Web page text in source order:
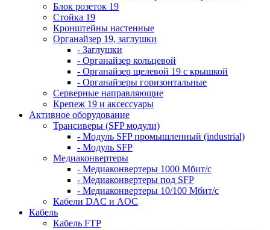
Блок розеток 19
Стойка 19
Кронштейны настенные
Органайзер 19, заглушки
- Заглушки
- Органайзер кольцевой
- Органайзер щелевой 19 с крышкой
- Органайзеры горизонтальные
Серверные направляющие
Крепеж 19 и аксессуары
Активное оборудование
Трансиверы (SFP модули)
- Модуль SFP промышленный (industrial)
- Модуль SFP
Медиаконвертеры
- Медиаконвертеры 1000 Мбит/с
- Медиаконвертеры под SFP
- Медиаконвертеры 10/100 Мбит/с
Кабели DAC и AOC
Кабель
Кабель FTP